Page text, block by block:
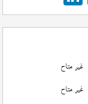
غير متاح
غير متاح